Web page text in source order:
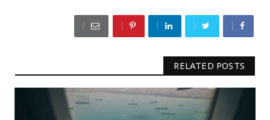
RELATED POSTS